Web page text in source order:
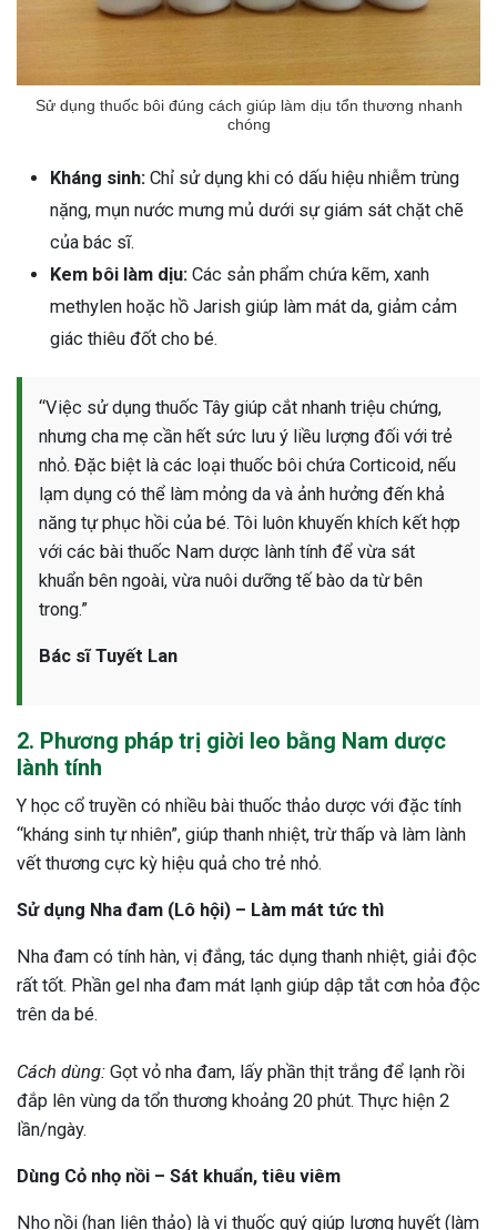
Sử dụng thuốc bôi đúng cách giúp làm dịu tổn thương nhanh
chóng
Kháng sinh: Chỉ sử dụng khi có dấu hiệu nhiễm trùng
nặng, mụn nước mưng mủ dưới sự giám sát chặt chẽ
của bác sĩ.
Kem bôi làm dịu: Các sản phẩm chứa kẽm, xanh
methylen hoặc hồ Jarish giúp làm mát da, giảm cảm
giác thiêu đốt cho bé.
“Việc sử dụng thuốc Tây giúp cắt nhanh triệu chứng,
nhưng cha mẹ cần hết sức lưu ý liều lượng đối với trẻ
nhỏ. Đặc biệt là các loại thuốc bôi chứa Corticoid, nếu
lạm dụng có thể làm mỏng da và ảnh hưởng đến khả
năng tự phục hồi của bé. Tôi luôn khuyến khích kết hợp
với các bài thuốc Nam dược lành tính để vừa sát
khuẩn bên ngoài, vừa nuôi dưỡng tế bào da từ bên
trong.”
Bác sĩ Tuyết Lan
2. Phương pháp trị giời leo bằng Nam dược
lành tính
Y học cổ truyền có nhiều bài thuốc thảo dược với đặc tính
“kháng sinh tự nhiên”, giúp thanh nhiệt, trừ thấp và làm lành
vết thương cực kỳ hiệu quả cho trẻ nhỏ.
Sử dụng Nha đam (Lô hội) – Làm mát tức thì
Nha đam có tính hàn, vị đắng, tác dụng thanh nhiệt, giải độc
rất tốt. Phần gel nha đam mát lạnh giúp dập tắt cơn hỏa độc
trên da bé.
Cách dùng: Gọt vỏ nha đam, lấy phần thịt trắng để lạnh rồi
đắp lên vùng da tổn thương khoảng 20 phút. Thực hiện 2
lần/ngày.
Dùng Cỏ nhọ nồi – Sát khuẩn, tiêu viêm
Nhọ nồi (hạn liên thảo) là vị thuốc quý giúp lương huyết (làm